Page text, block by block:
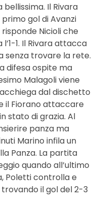
Il Rivara
gol di Avanzi
Nicioli che
1. Il Rivara attacca
senza trovare la rete.
difesa ospite ma
Malagoli viene
dal dischetto
il Fiorano attaccare
stato di grazia. Al
panza ma
Marino infila un
Panza. La partita
quando all’ultimo
Poletti controlla e
il gol del 2-3